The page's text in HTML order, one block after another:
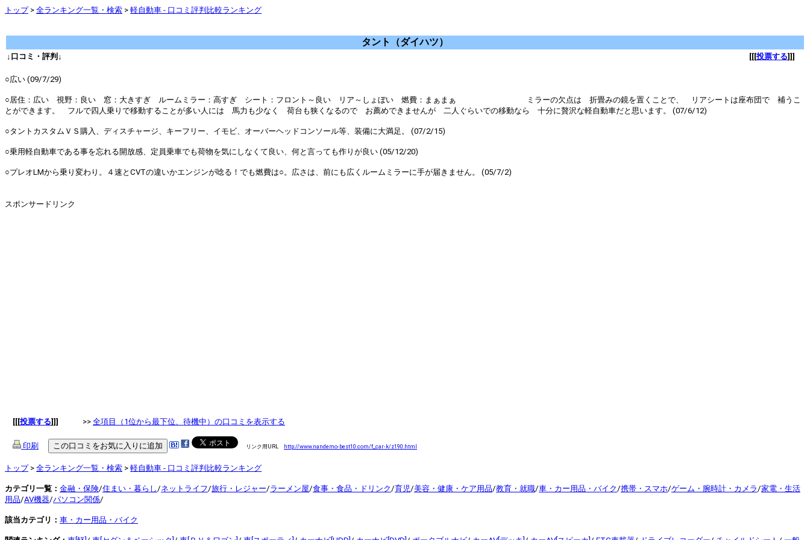
トップ> 全ランキング一覧・検索 > 軽自動車 - 口コミ評判比較ランキング
タント（ダイハツ）
↓口コミ・評判↓ [[[投票する]]]
○広い (09/7/29)
○居住：広い 視野：良い 窓：大きすぎ ルームミラー：高すぎ シート：フロント～良い リア～しょぼい 燃費：まぁまぁ ミラーの欠点は 折畳みの鏡を置くことで、 リアシートは座布団で 補うこ
とができます。 フルで四人乗りで移動することが多い人には 馬力も少なく 荷台も狭くなるので お薦めできませんが 二人ぐらいでの移動なら 十分に贅沢な軽自動車だと思います。 (07/6/12)
○タントカスタムＶＳ購入、ディスチャージ、キーフリー、イモビ、オーバーヘッドコンソール等、装備に大満足。 (07/2/15)
○乗用軽自動車である事を忘れる開放感、定員乗車でも荷物を気にしなくて良い、何と言っても作りが良い (05/12/20)
○プレオLMから乗り変わり。４速とCVTの違いかエンジンが唸る！でも燃費は○。広さは、前にも広くルームミラーに手が届きません。 (05/7/2)
スポンサードリンク
[[[投票する]]] >> 全項目（1位から最下位、待機中）の口コミを表示する
印刷 リンク用URL http://www.nandemo-best10.com/f_car-k/z190.html
トップ> 全ランキング一覧・検索 > 軽自動車 - 口コミ評判比較ランキング
カテゴリ一覧： 金融・保険/住まい・暮らし/ネットライフ/旅行・レジャー/ラーメン屋/食事・食品・ドリンク/育児/美容・健康・ケア用品/教育・就職/車・カー用品・バイク/携帯・スマホ/ゲーム・腕時計・カメラ/家電・生活
用品/AV機器/パソコン関係/
該当カテゴリ： 車・カー用品・バイク